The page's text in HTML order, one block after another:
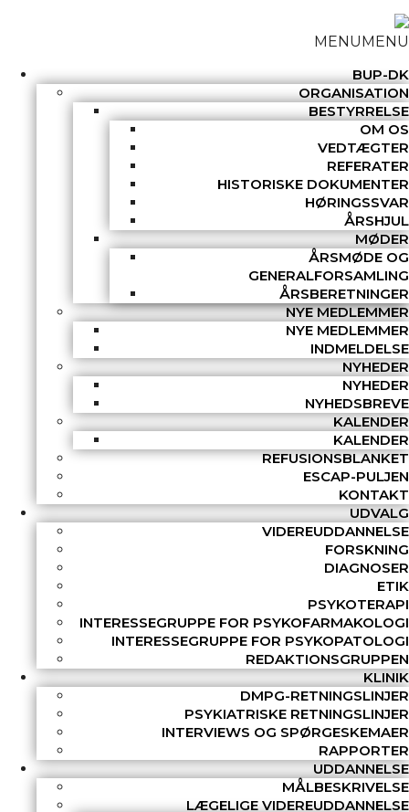
MENUMENU
BUP-DK
ORGANISATION
BESTYRRELSE
OM OS
VEDTÆGTER
REFERATER
HISTORISKE DOKUMENTER
HØRINGSSVAR
ÅRSHJUL
MØDER
ÅRSMØDE OG
GENERALFORSAMLING
ÅRSBERETNINGER
NYE MEDLEMMER
NYE MEDLEMMER
INDMELDELSE
NYHEDER
NYHEDER
NYHEDSBREVE
KALENDER
KALENDER
REFUSIONSBLANKET
ESCAP-PULJEN
KONTAKT
UDVALG
VIDEREUDDANNELSE
FORSKNING
DIAGNOSER
ETIK
PSYKOTERAPI
INTERESSEGRUPPE FOR PSYKOFARMAKOLOGI
INTERESSEGRUPPE FOR PSYKOPATOLOGI
REDAKTIONSGRUPPEN
KLINIK
DMPG-RETNINGSLINJER
PSYKIATRISKE RETNINGSLINJER
INTERVIEWS OG SPØRGESKEMAER
RAPPORTER
UDDANNELSE
MÅLBESKRIVELSE
LÆGELIGE VIDEREUDDANNELSE